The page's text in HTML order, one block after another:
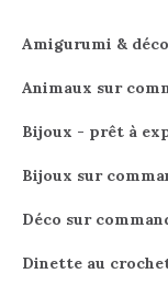
du
Amigurumi &
Animaux sur
Bijoux - prêt à
Bijoux sur
Déco sur
Dinette au